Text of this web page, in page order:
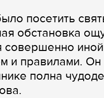
посетить
обстановка
совершенно
и правилами.
полна